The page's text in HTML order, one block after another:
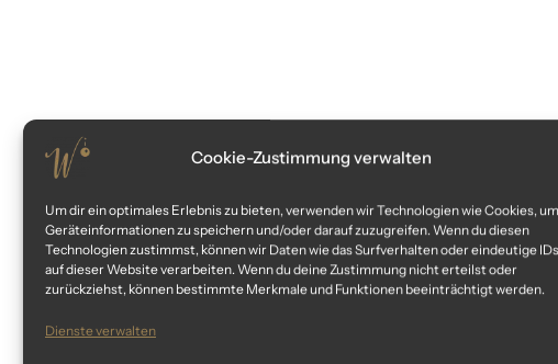
Cookie-Zustimmung verwalten
Um dir ein optimales Erlebnis zu bieten, verwenden wir Technologien wie Cookies, um
Geräteinformationen zu speichern und/oder darauf zuzugreifen. Wenn du diesen
Technologien zustimmst, können wir Daten wie das Surfverhalten oder eindeutige IDs
auf dieser Website verarbeiten. Wenn du deine Zustimmung nicht erteilst oder
zurückziehst, können bestimmte Merkmale und Funktionen beeinträchtigt werden.
Dienste verwalten